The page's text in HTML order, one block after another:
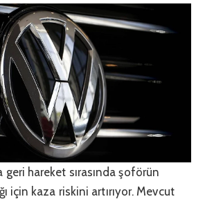
geri hareket sırasında şoförün
için kaza riskini artırıyor. Mevcut